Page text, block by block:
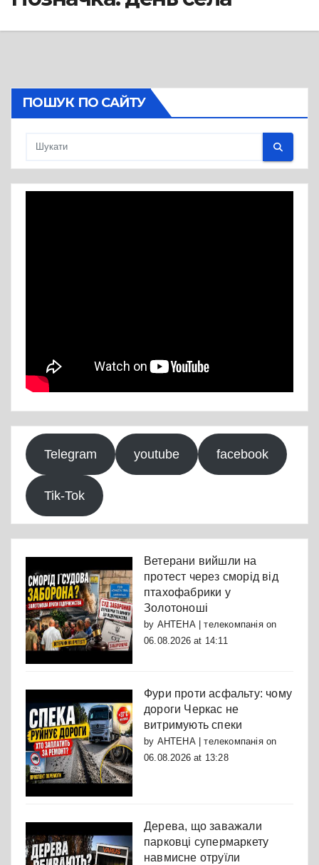
ПОШУК ПО САЙТУ
Telegram youtube facebook
Tik-Tok
Ветерани вийшли на
протест через сморід від
птахофабрики у
Золотоноші
by АНТЕНА | телекомпаніяon
06.08.2026 at 14:11
Фури проти асфальту: чому
дороги Черкас не
витримують спеки
by АНТЕНА | телекомпаніяon
06.08.2026 at 13:28
Дерева, що заважали
парковці супермаркету
навмисне отруїли